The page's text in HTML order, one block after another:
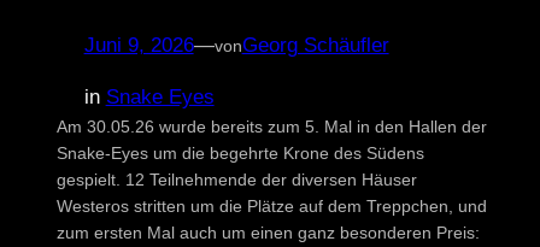
Juni 9, 2026—vonGeorg Schäufler
in Snake Eyes
Am 30.05.26 wurde bereits zum 5. Mal in den Hallen der
Snake-Eyes um die begehrte Krone des Südens
gespielt. 12 Teilnehmende der diversen Häuser
Westeros stritten um die Plätze auf dem Treppchen, und
zum ersten Mal auch um einen ganz besonderen Preis: